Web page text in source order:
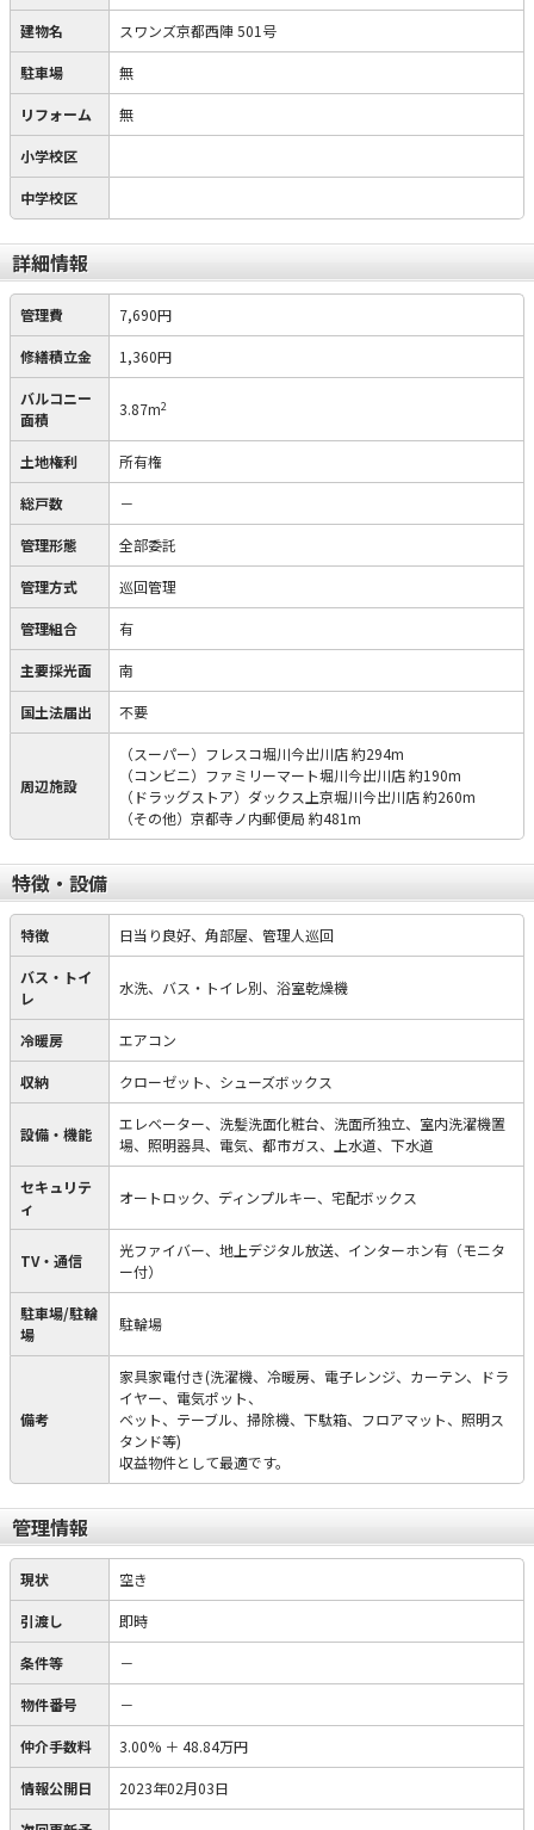
建物名 スワンズ京都西陣 501号
駐車場 無
リフォーム 無
小学校区
中学校区
詳細情報
管理費 7,690円
修繕積立金 1,360円
バルコニー
面積
3.87m2
土地権利 所有権
総戸数 －
管理形態 全部委託
管理方式 巡回管理
管理組合 有
主要採光面 南
国土法届出 不要
周辺施設
（スーパー）フレスコ堀川今出川店 約294m
（コンビニ）ファミリーマート堀川今出川店 約190m
（ドラッグストア）ダックス上京堀川今出川店 約260m
（その他）京都寺ノ内郵便局 約481m
特徴・設備
特徴 日当り良好、角部屋、管理人巡回
バス・トイ
レ
水洗、バス・トイレ別、浴室乾燥機
冷暖房 エアコン
収納 クローゼット、シューズボックス
設備・機能
エレベーター、洗髪洗面化粧台、洗面所独立、室内洗濯機置
場、照明器具、電気、都市ガス、上水道、下水道
セキュリテ
ィ
オートロック、ディンプルキー、宅配ボックス
TV・通信
光ファイバー、地上デジタル放送、インターホン有（モニタ
ー付）
駐車場/駐輪
場
駐輪場
備考
家具家電付き(洗濯機、冷暖房、電子レンジ、カーテン、ドラ
イヤー、電気ポット、
ベット、テーブル、掃除機、下駄箱、フロアマット、照明ス
タンド等)
収益物件として最適です。
管理情報
現状 空き
引渡し 即時
条件等 －
物件番号 －
仲介手数料 3.00% ＋ 48.84万円
情報公開日 2023年02月03日